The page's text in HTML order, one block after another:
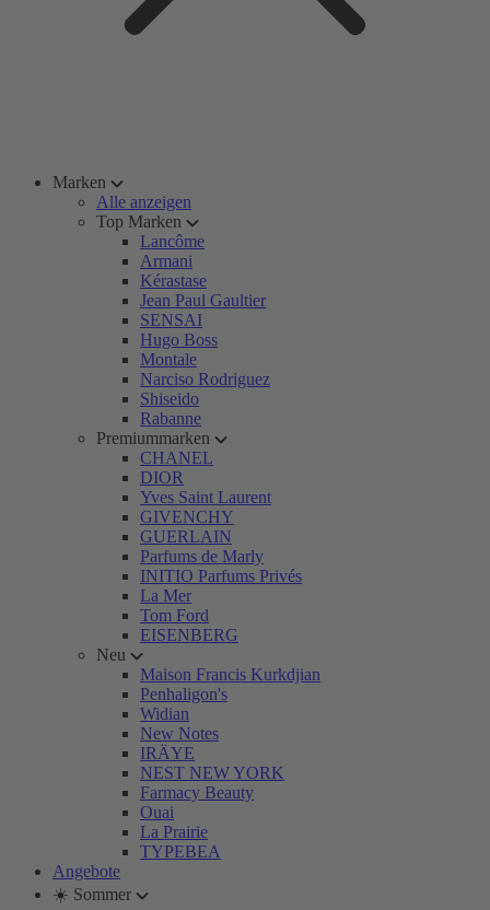
Marken
Alle anzeigen
Top Marken
Lancôme
Armani
Kérastase
Jean Paul Gaultier
SENSAI
Hugo Boss
Montale
Narciso Rodriguez
Shiseido
Rabanne
Premiummarken
CHANEL
DIOR
Yves Saint Laurent
GIVENCHY
GUERLAIN
Parfums de Marly
INITIO Parfums Privés
La Mer
Tom Ford
EISENBERG
Neu
Maison Francis Kurkdjian
Penhaligon's
Widian
New Notes
IRÄYE
NEST NEW YORK
Farmacy Beauty
Ouai
La Prairie
TYPEBEA
Angebote
☀️ Sommer